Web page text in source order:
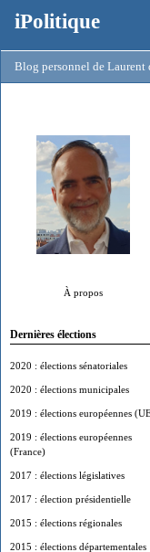
iPolitique
Blog personnel de
À propos
Dernières élections
2020 : élections sénatoriales
2020 : élections municipales
2019 : élections européennes
2019 : élections européennes
(France)
2017 : élections législatives
2017 : élection présidentielle
2015 : élections régionales
2015 : élections départementales